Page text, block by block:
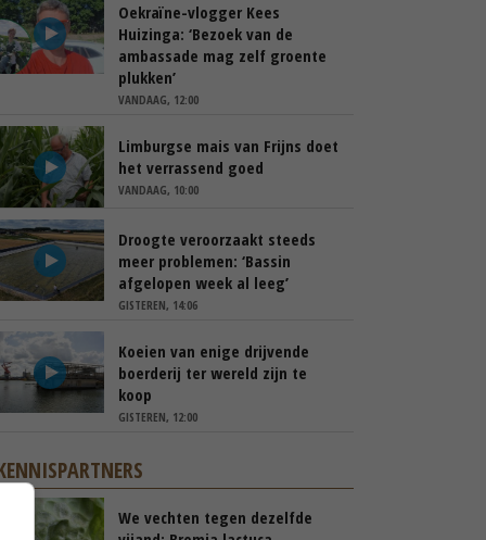
Oekraïne-vlogger Kees
Huizinga: ‘Bezoek van de
ambassade mag zelf groente
plukken’
VANDAAG, 12:00
Limburgse mais van Frijns doet
het verrassend goed
VANDAAG, 10:00
Droogte veroorzaakt steeds
meer problemen: ‘Bassin
afgelopen week al leeg’
GISTEREN, 14:06
Koeien van enige drijvende
boerderij ter wereld zijn te
koop
GISTEREN, 12:00
We vechten tegen dezelfde